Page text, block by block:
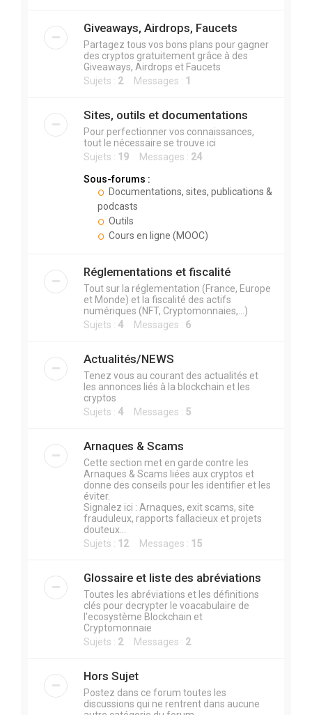
Giveaways, Airdrops, Faucets
Partagez tous vos bons plans pour gagner
des cryptos gratuitement grâce à des
Giveaways, Airdrops et Faucets
Sujets : 2Messages : 1
Sites, outils et documentations
Pour perfectionner vos connaissances,
tout le nécessaire se trouve ici
Sujets : 19 Messages : 24
Sous-forums :
Documentations, sites, publications &
podcasts
Outils
Cours en ligne (MOOC)
Réglementations et fiscalité
Tout sur la réglementation (France, Europe
et Monde) et la fiscalité des actifs
numériques (NFT, Cryptomonnaies,...)
Sujets : 4 Messages : 6
Actualités/NEWS
Tenez vous au courant des actualités et
les annonces liés à la blockchain et les
cryptos
Sujets : 4 Messages : 5
Arnaques & Scams
Cette section met en garde contre les
Arnaques & Scams liées aux cryptos et
donne des conseils pour les identifier et les
éviter.
Signalez ici : Arnaques, exit scams, site
frauduleux, rapports fallacieux et projets
douteux...
Sujets : 12Messages : 15
Glossaire et liste des abréviations
Toutes les abréviations et les définitions
clés pour decrypter le voacabulaire de
l'ecosystème Blockchain et
Cryptomonnaie
Sujets : 2Messages : 2
Hors Sujet
Postez dans ce forum toutes les
discussions qui ne rentrent dans aucune